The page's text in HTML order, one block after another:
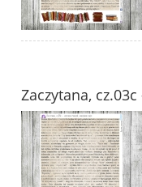
Zaczytana,